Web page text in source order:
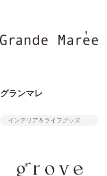
グランマレ
インテリア＆ライフグッズ